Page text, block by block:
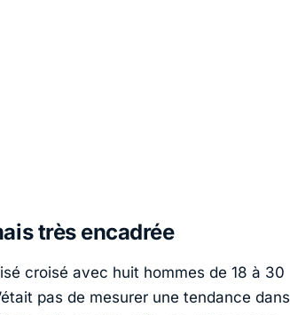
très encadrée
croisé avec huit hommes de 18 à 30
pas de mesurer une tendance dans